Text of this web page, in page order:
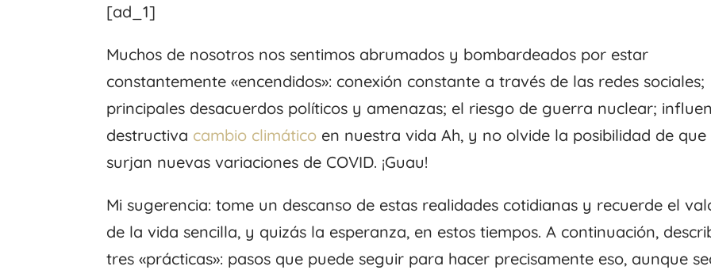
[ad_1]
Muchos de nosotros nos sentimos abrumados y bombardeados por estar
constantemente «encendidos»: conexión constante a través de las redes sociales;
principales desacuerdos políticos y amenazas; el riesgo de guerra nuclear;
destructiva cambio climático en nuestra vida Ah, y no olvide la posibilidad de que
surjan nuevas variaciones de COVID. ¡Guau!
Mi sugerencia: tome un descanso de estas realidades cotidianas y recuerde el
de la vida sencilla, y quizás la esperanza, en estos tiempos. A continuación,
tres «prácticas»: pasos que puede seguir para hacer precisamente eso, aunque